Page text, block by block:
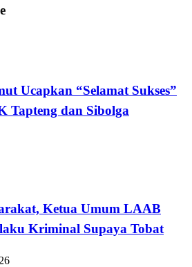
Ucapkan “Selamat Sukses”
Tapteng dan Sibolga
Ketua Umum LAAB
Kriminal Supaya Tobat